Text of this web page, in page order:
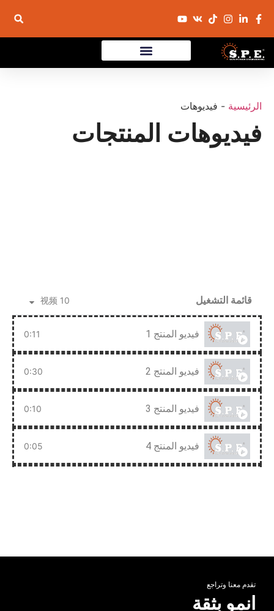
الرئيسية - فيديوهات
فيديوهات المنتجات
قائمة التشغيل 10 视频
فيديو المنتج 1 0:11
فيديو المنتج 2 0:30
فيديو المنتج 3 0:10
فيديو المنتج 4 0:05
فيديو المنتج 7 0:38
تقدم معنا وتراجع
انمو بثقة